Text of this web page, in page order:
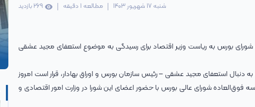
شنبه 17 شهریور 1403 | مطالعه 1 دقیقه |
269بازدید
بورس به ریاست وزیر اقتصاد برای رسیدگی به موضوع استعفای مجید عشقی
دنبال استعفای مجید عشقی – رئیس سازمان بورس و اوراق بهادار، قرار است امروز
جلسه فوق‌العاده شورای عالی بورس با حضور اعضای این شورا در وزارت امور اقتصادی و